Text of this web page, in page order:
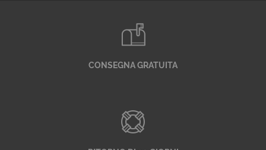
CONSEGNA GRATUITA